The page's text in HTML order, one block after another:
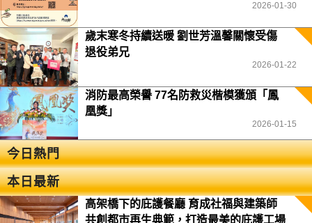
2026-01-30
歲末寒冬持續送暖 劉世芳溫馨關懷受傷
退役弟兄
2026-01-22
消防最高榮譽 77名防救災楷模獲頒「鳳
凰獎」
2026-01-15
今日熱門
本日最新
高架橋下的庇護餐廳 育成社福與建築師
共創都市再生典範，打造最美的庇護工場